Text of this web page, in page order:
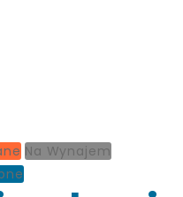
Na Wynajem